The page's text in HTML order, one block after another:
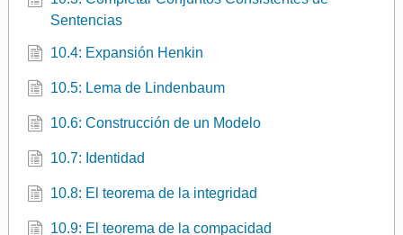
Sentencias
10.4: Expansión Henkin
10.5: Lema de Lindenbaum
10.6: Construcción de un Modelo
10.7: Identidad
10.8: El teorema de la integridad
10.9: El teorema de la compacidad